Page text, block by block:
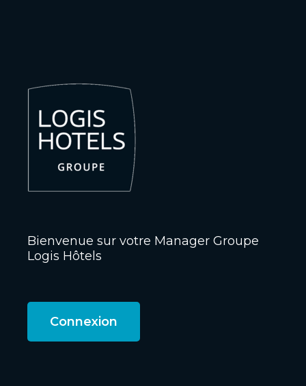
Bienvenue sur votre Manager Groupe
Logis Hôtels